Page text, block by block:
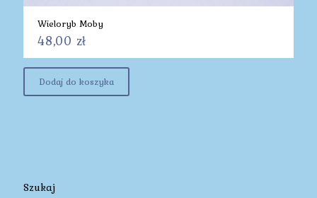
Wieloryb Moby
48,00 zł
Dodaj do koszyka
Szukaj